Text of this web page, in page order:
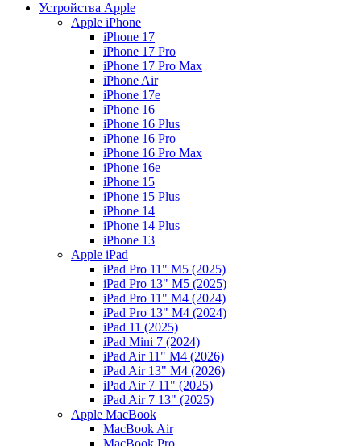
Устройства Apple
Apple iPhone
iPhone 17
iPhone 17 Pro
iPhone 17 Pro Max
iPhone Air
iPhone 17e
iPhone 16
iPhone 16 Plus
iPhone 16 Pro
iPhone 16 Pro Max
iPhone 16e
iPhone 15
iPhone 15 Plus
iPhone 14
iPhone 14 Plus
iPhone 13
Apple iPad
iPad Pro 11" M5 (2025)
iPad Pro 13" M5 (2025)
iPad Pro 11" M4 (2024)
iPad Pro 13" M4 (2024)
iPad 11 (2025)
iPad Mini 7 (2024)
iPad Air 11" M4 (2026)
iPad Air 13" M4 (2026)
iPad Air 7 11" (2025)
iPad Air 7 13" (2025)
Apple MacBook
MacBook Air
MacBook Pro